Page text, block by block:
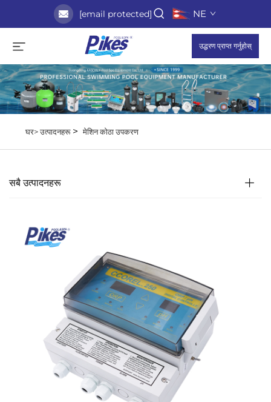
[email protected] NE
उद्धरण प्राप्त गर्नुहोस्
घर>उत्पादनहरू>मेशिन कोठा उपकरण
सबै उत्पादनहरू